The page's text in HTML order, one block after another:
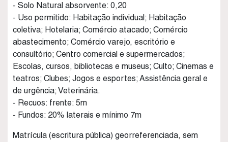
- Solo Natural absorvente: 0,20
- Uso permitido: Habitação individual; Habitação
coletiva; Hotelaria; Comércio atacado; Comércio
abastecimento; Comércio varejo, escritório e
consultório; Centro comercial e supermercados;
Escolas, cursos, bibliotecas e museus; Culto; Cinemas e
teatros; Clubes; Jogos e esportes; Assistência geral e
de urgência; Veterinária.
- Recuos: frente: 5m
- Fundos: 20% laterais e mínimo 7m
Matrícula (escritura pública) georreferenciada, sem